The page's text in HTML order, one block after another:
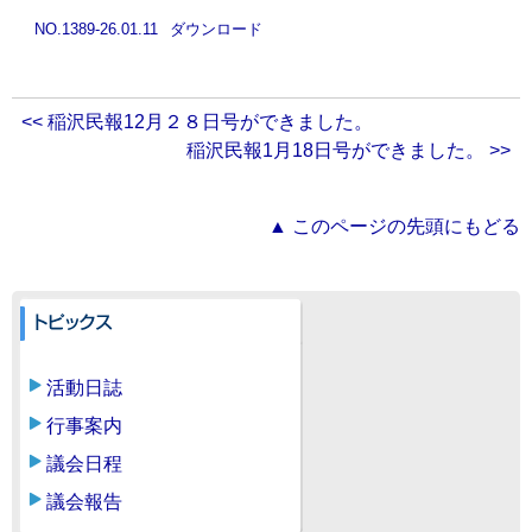
NO.1389-26.01.11 ダウンロード
<< 稲沢民報12月２８日号ができました。
稲沢民報1月18日号ができました。 >>
▲ このページの先頭にもどる
活動日誌
行事案内
議会日程
議会報告